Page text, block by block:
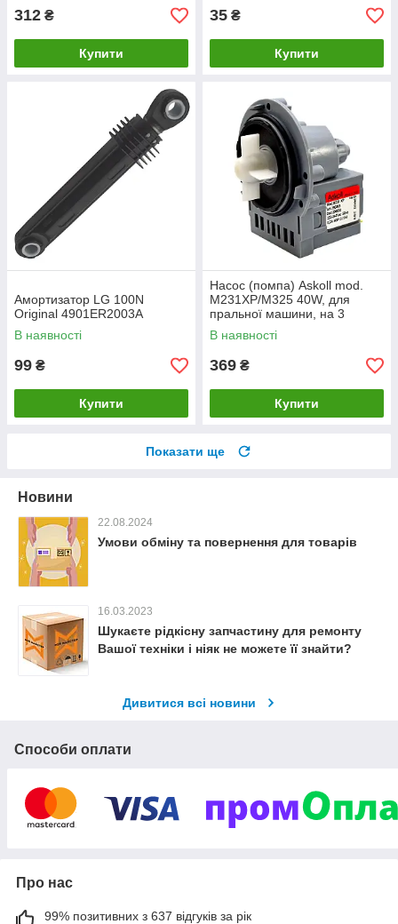
312 ₴
Купити
35 ₴
Купити
Амортизатор LG 100N
Original 4901ER2003A
В наявності
99 ₴
Купити
Насос (помпа) Askoll mod.
M231XP/M325 40W, для
пральної машини, на 3
саморізи (гвинти), клеми
позаду, окремо
В наявності
369 ₴
Купити
Показати ще
Новини
22.08.2024
Умови обміну та повернення для товарів
16.03.2023
Шукаєте рідкісну запчастину для ремонту
Вашої техніки і ніяк не можете її знайти?
Дивитися всі новини
Способи оплати
Про нас
99% позитивних з 637 відгуків за рік